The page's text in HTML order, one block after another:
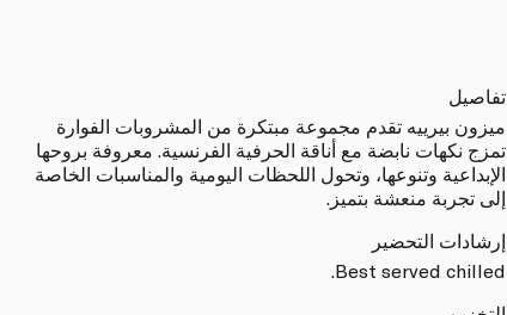
تفاصيل
ميزون بيرييه تقدم مجموعة مبتكرة من المشروبات الفوارة
تمزج نكهات نابضة مع أناقة الحرفية الفرنسية. معروفة بروحها
الإبداعية وتنوعها، وتحول اللحظات اليومية والمناسبات الخاصة
إلى تجربة منعشة بتميز.
إرشادات التحضير
Best served chilled.